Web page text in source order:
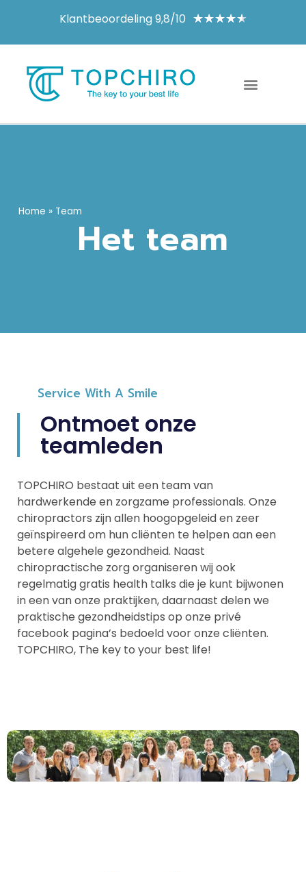
Klantbeoordeling 9,8/10 ★★★★★
Home » Team
Het team
Service With A Smile
Ontmoet onze
teamleden
TOPCHIRO bestaat uit een team van
hardwerkende en zorgzame professionals. Onze
chiropractors zijn allen hoogopgeleid en zeer
geïnspireerd om hun cliënten te helpen aan een
betere algehele gezondheid. Naast
chiropractische zorg organiseren wij ook
regelmatig gratis health talks die je kunt bijwonen
in een van onze praktijken, daarnaast delen we
praktische gezondheidstips op onze privé
facebook pagina’s bedoeld voor onze cliënten.
TOPCHIRO, The key to your best life!